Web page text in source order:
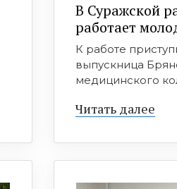
В Суражской
работает
К работе
выпускница
медицинского
Читать далее